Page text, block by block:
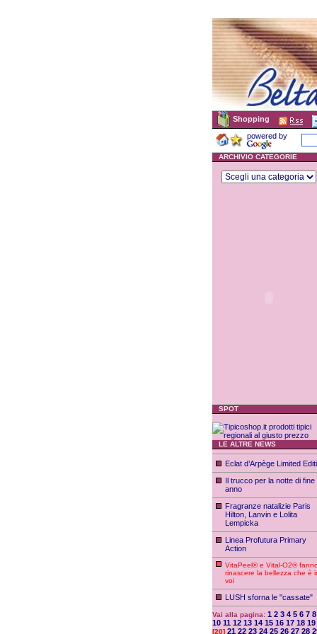
Shopping
powered by
ARCHIVIO CATEGORIE
SPOT
LE ALTRE NEWS
Eclat d’Arpège Limited
Il trucco per la notte di fine
anno
Fragranze natalizie Paris
Hilton, Lanvin e Lolita
Lempicka
Linea Profutura Primary
Action
VitaPeel® e Vital-O2® fanno
rinascere la bellezza che è
voi
LUSH sforna le "cassate"
Vai alla pagina: 1 2 3 4 5 6 7 8
10 11 12 13 14 15 16 17 18 19
[20] 21 22 23 24 25 26 27 28